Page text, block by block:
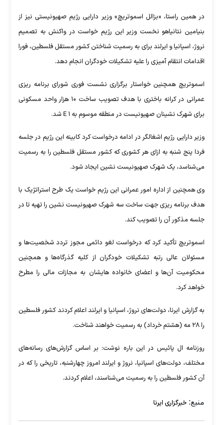
در همین راستا، «بزالل اسموتریچ» وزیر دارایی رژیم صهیونیستی نیز از
بنیامین نتانیاهو نخست وزیر این رژیم خواست در واکنش به تصمیم
نروژ، اسپانیا و ایرلند برای به رسمیت شناختن کشور مستقل فلسطین، فورا
اقدامات انتقام آمیزی را علیه تشکیلات خودگران انجام دهد.
اسموتریچ همچنین خواستار برگزاری نشست فوری شورای برنامه ریزی
عمرانی در کرانه باختری با هدف تصویب ساخت ۱۰ هزار واحد مسکونی
برای شهرک نشینان صهیونیست در منطقه موسوم به E ۱ شد.
وزیر دارایی رژیم اشغالگر در ادامه درخواست کرد کابینه این رژیم در جلسه
فردا پنج شنبه به ازای هر کشوری که کشور مستقل فلسطین را به رسمیت
می‌شناسد، یک شهرک صهیونیست نشین ایجاد شود.
وی همچنین از اداره امور عمرانی این رژیم خواست یک طرح استراتژیک با
هدف برنامه ریزی جهت ساخت سه شهرک صهیونیست نشین را تهیه تا در
جلسه مذکور آن را تصویب کند.
اسموتریچ تأکید کرد که درخواست لغو دائمی مجوز تردد شخصیت‌ها و
مسئولان عالی رتبه تشکیلات خودگران از کلیه گذرگاه‌ها و همچنین
محکومیت آن‌ها و اعضای خانواده هایشان به مجازات مالی را مطرح
خواهد کرد.
به گزارش ایرنا، دولت‌های نروژ، اسپانیا و ایرلند اعلام کردند کشور فلسطین
را ۲۸ مه (هشتم خرداد) به رسمیت خواهند شناخت.
روزنامه ال پائیس در این باره نوشت: بر اساس گزارش‌های رسانه‌های
مختلف، دولت‌های اسپانیا، نروژ و ایرلند امروز چهارشنبه، تاریخی را که در
آن کشور فلسطین را به رسمیت می‌شناسند، اعلام کردند.
منبع: خبرگزاری ایرنا